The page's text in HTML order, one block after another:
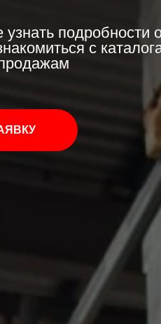
подробности
с